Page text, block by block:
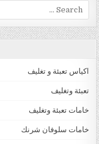
Search for:
اكياس تعبئة و تغليف
تعبئة وتغليف
خامات تعبئة وتغليف
خامات سلوفان شرنك